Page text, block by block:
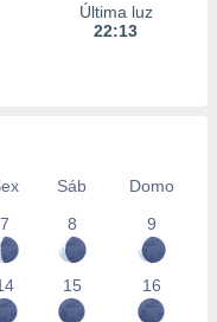
Última luz
22:13
Sáb
Domo
7 8 9
15 16